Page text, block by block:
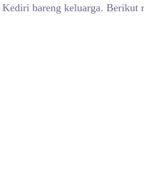
bareng keluarga. Berikut